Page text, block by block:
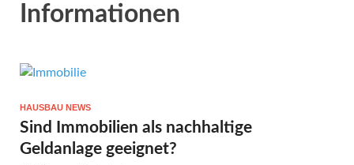
Informationen
HAUSBAU NEWS
Sind Immobilien als nachhaltige
Geldanlage geeignet?